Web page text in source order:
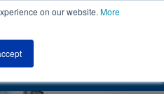
on our website. More